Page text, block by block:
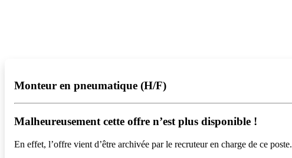
Monteur en pneumatique (H/F)
Malheureusement cette offre n’est plus disponible !️
En effet, l’offre vient d’être archivée par le recruteur en charge de ce poste.